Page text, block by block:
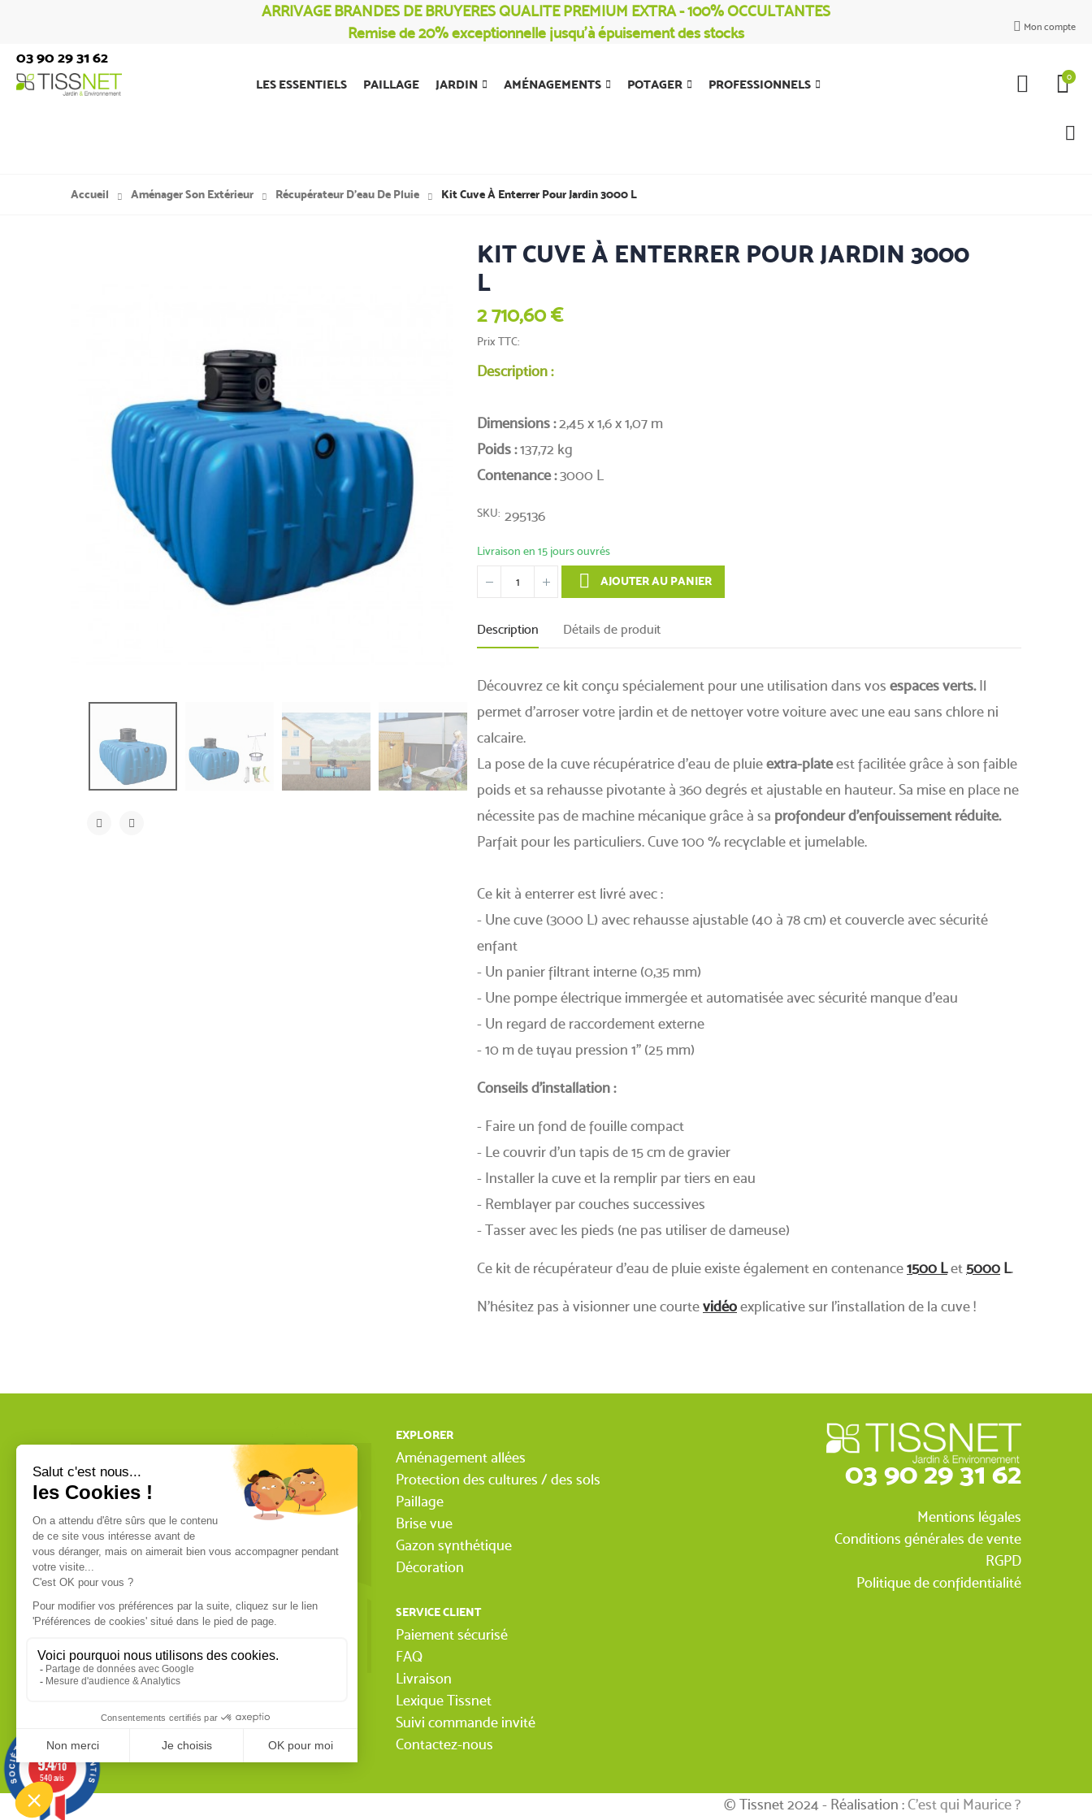
ARRIVAGE BRANDES DE BRUYERES QUALITE PREMIUM EXTRA - 100% OCCULTANTES
Remise de 20% exceptionnelle jusqu’à épuisement des stocks
Mon compte
03 90 29 31 62
 0
LES ESSENTIELS PAILLAGE JARDIN AMÉNAGEMENTS POTAGER PROFESSIONNELS
Accueil Aménager Son Extérieur Récupérateur D'eau De Pluie Kit Cuve À Enterrer Pour Jardin 3000 L
KIT CUVE À ENTERRER POUR JARDIN 3000
L
2 710,60 €
Prix TTC
Description :
Dimensions :2,45 x 1,6 x 1,07 m
Poids :137,72 kg
Contenance :3000 L
SKU 295136
Livraison en 15 jours ouvrés
AJOUTER AU PANIER
Description Détails de produit
Découvrez ce kit conçu spécialement pour une utilisation dans vos espaces verts.Il
permet d’arroser votre jardin et de nettoyer votre voiture avec une eau sans chlore ni
calcaire.
La pose de la cuve récupératrice d’eau de pluieextra-plateest facilitée grâce à son faible
poids et sa rehausse pivotante à 360 degrés et ajustable en hauteur. Sa mise en place ne
nécessite pas de machine mécanique grâce à sa profondeur d'enfouissement réduite.
Parfait pour les particuliers. Cuve 100 % recyclable et jumelable.
Ce kit à enterrer est livré avec :
- Une cuve (3000 L) avec rehausse ajustable (40 à 78 cm) et couvercle avec sécurité
enfant
- Un panier filtrant interne (0,35 mm)
- Une pompe électrique immergée et automatisée avec sécurité manque d’eau
- Un regard de raccordement externe
- 10 m de tuyau pression 1" (25 mm)
Conseils d'installation :
- Faire un fond de fouille compact
- Le couvrir d'un tapis de 15 cm de gravier
- Installer la cuve et la remplir par tiers en eau
- Remblayer par couches successives
- Tasser avec les pieds (ne pas utiliser de dameuse)
Ce kit de récupérateur d'eau de pluie existe également en contenance1500 Let 5000 L.
N'hésitez pas à visionner une courtevidéoexplicative sur l'installation de la cuve !
VOUS ÊTES UN PROFESSIONNEL ?
Nous commercialisons uniquement
des produits de qualité professionnelle.
Ces produits sont fabriqués dans les
usines les plus modernes. Chaque
produit dispose de sa fiche technique
demande.
EXPLORER
Aménagement allées
Protection des cultures / des sols
Paillage
Brise vue
Gazon synthétique
Décoration
SERVICE CLIENT
Paiement sécurisé
FAQ
Livraison
Lexique Tissnet
Suivi commande invité
Contactez-nous
03 90 29 31 62
Mentions légales
Conditions générales de vente
RGPD
Politique de confidentialité
© Tissnet 2024 - Réalisation :C’est qui Maurice ?
9.4/10
540 avis